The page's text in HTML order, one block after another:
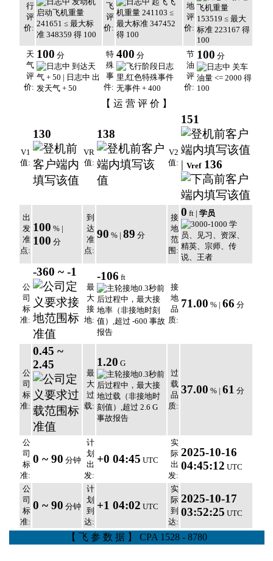
行
评
价:
飞
评
价:
地
评
价:
天
气
评
价:
100 分
特
殊
事
件:
400 分
节
油
评
价:
100 分
【 运 营 评 价 】
V1
值:
130
VR
值:
138
V2
值:
151
| Vref 136
出
发
准
点:
100 % |
100 分
到
达
准
点:
90 % | 89 分
接
地
范
围:
0 ft | 学员
公
司
标
准:
-360 ~ -1
最
大
接
地:
-106 ft
接
地
品
质:
71.00 % | 66 分
公
司
标
准:
0.45 ~
2.45
最
大
过
载:
1.20 G
过
载
品
质:
37.00 % | 61 分
公
司
标
准:
0 ~ 90 分钟
计
划
出
发:
+0 04:45 UTC
实
际
出
发:
2025-10-16
04:45:12 UTC
公
司
标
准:
0 ~ 90 分钟
计
划
到
达:
+1 04:02 UTC
实
际
到
达:
2025-10-17
03:52:25 UTC
【 飞 参 数 据 】 CPA 1528 - 8780